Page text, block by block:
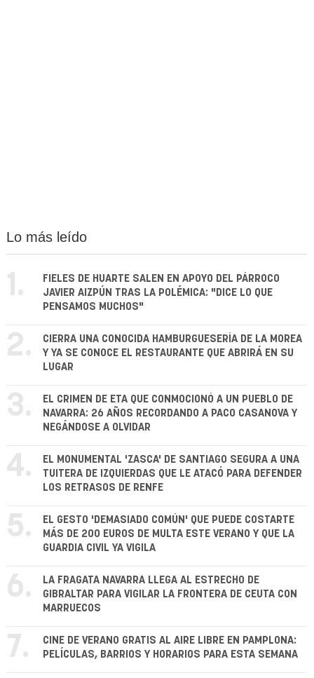
Lo más leído
1.
FIELES DE HUARTE SALEN EN APOYO DEL PÁRROCO
JAVIER AIZPÚN TRAS LA POLÉMICA: "DICE LO QUE
PENSAMOS MUCHOS"
2.
CIERRA UNA CONOCIDA HAMBURGUESERÍA DE LA MOREA
Y YA SE CONOCE EL RESTAURANTE QUE ABRIRÁ EN SU
LUGAR
3.
EL CRIMEN DE ETA QUE CONMOCIONÓ A UN PUEBLO DE
NAVARRA: 26 AÑOS RECORDANDO A PACO CASANOVA Y
NEGÁNDOSE A OLVIDAR
4.
EL MONUMENTAL 'ZASCA' DE SANTIAGO SEGURA A UNA
TUITERA DE IZQUIERDAS QUE LE ATACÓ PARA DEFENDER
LOS RETRASOS DE RENFE
5.
EL GESTO 'DEMASIADO COMÚN' QUE PUEDE COSTARTE
MÁS DE 200 EUROS DE MULTA ESTE VERANO Y QUE LA
GUARDIA CIVIL YA VIGILA
6.
LA FRAGATA NAVARRA LLEGA AL ESTRECHO DE
GIBRALTAR PARA VIGILAR LA FRONTERA DE CEUTA CON
MARRUECOS
7.
CINE DE VERANO GRATIS AL AIRE LIBRE EN PAMPLONA:
PELÍCULAS, BARRIOS Y HORARIOS PARA ESTA SEMANA